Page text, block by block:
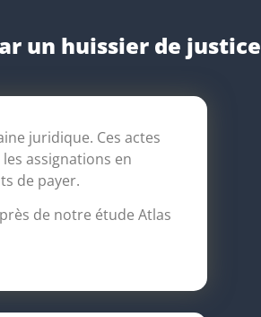
un huissier de justice
juridique. Ces actes
assignations en
de payer.
de notre étude Atlas